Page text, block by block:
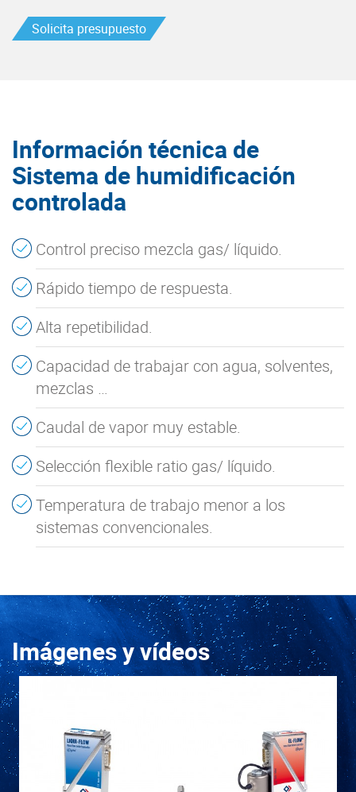
Solicita presupuesto
Información técnica de
Sistema de humidificación
controlada
Control preciso mezcla gas/ líquido.
Rápido tiempo de respuesta.
Alta repetibilidad.
Capacidad de trabajar con agua, solventes,
mezclas …
Caudal de vapor muy estable.
Selección flexible ratio gas/ líquido.
Temperatura de trabajo menor a los
sistemas convencionales.
Imágenes y vídeos